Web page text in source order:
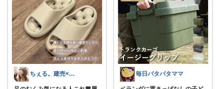
ちぇる。建売×暖色お家づくり 毎日バタバタママ